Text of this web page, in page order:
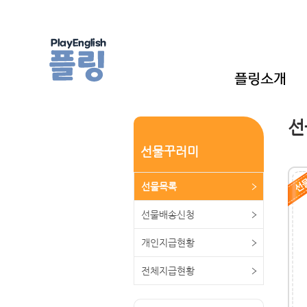
선물꾸러미
선물목록
선물배송신청
개인지급현황
전체지급현황